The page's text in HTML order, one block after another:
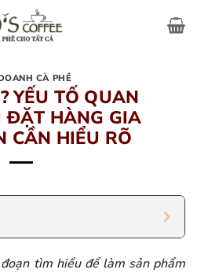
CÀ PHÊ
YẾU TỐ QUAN
ĐẶT HÀNG GIA
CẦN HIỂU RÕ
tìm hiểu để làm sản phẩm